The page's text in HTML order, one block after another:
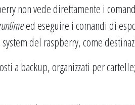
non vede direttamente i
ed eseguire i comandi di
del raspberry, come
a backup, organizzati per